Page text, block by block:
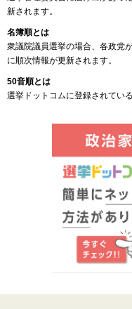
新されます。
名簿順とは
衆議院議員選挙の場合、各政党
に順次情報が更新されます。
50音順とは
選挙ドットコムに登録されてい